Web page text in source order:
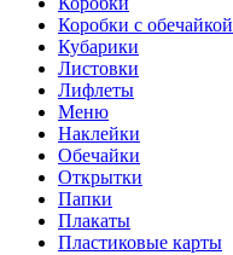
Коробки с обечайкой
Кубарики
Листовки
Лифлеты
Меню
Наклейки
Обечайки
Открытки
Папки
Плакаты
Пластиковые карты